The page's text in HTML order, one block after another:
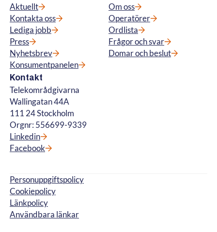
Aktuellt
Kontakta oss
Lediga jobb
Press
Nyhetsbrev
Konsumentpanelen
Om oss
Operatörer
Ordlista
Frågor och svar
Domar och beslut
Kontakt
Telekområdgivarna
Wallingatan 44A
111 24 Stockholm
Orgnr: 556699-9339
Linkedin
Facebook
Personuppgiftspolicy
Cookiepolicy
Länkpolicy
Användbara länkar